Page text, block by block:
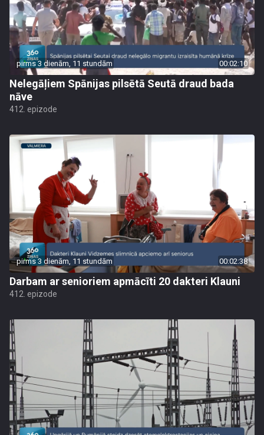
pirms 3 dienām, 11 stundām 00:02:10
Nelegāļiem Spānijas pilsētā Seutā draud bada
nāve
412. epizode
pirms 3 dienām, 11 stundām 00:02:38
Darbam ar senioriem apmācīti 20 dakteri Klauni
412. epizode